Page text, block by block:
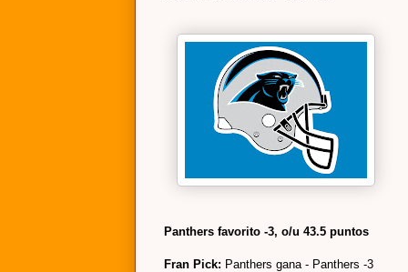
Panthers favorito -3, o/u 43.5 puntos
Fran Pick: Panthers gana - Panthers -3